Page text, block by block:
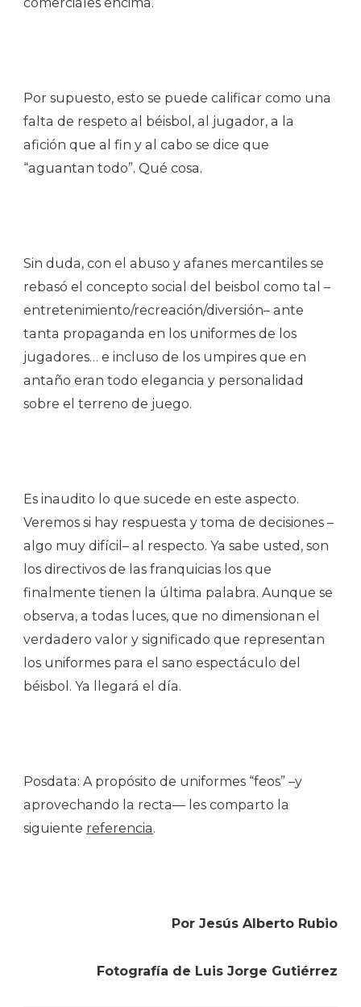
Por supuesto, esto se puede calificar como una
falta de respeto al béisbol, al jugador, a la
afición que al fin y al cabo se dice que
“aguantan todo”. Qué cosa.
Sin duda, con el abuso y afanes mercantiles se
rebasó el concepto social del beisbol como tal –
entretenimiento/recreación/diversión– ante
tanta propaganda en los uniformes de los
jugadores… e incluso de los umpires que en
antaño eran todo elegancia y personalidad
sobre el terreno de juego.
Es inaudito lo que sucede en este aspecto.
Veremos si hay respuesta y toma de decisiones –
algo muy difícil– al respecto. Ya sabe usted, son
los directivos de las franquicias los que
finalmente tienen la última palabra. Aunque se
observa, a todas luces, que no dimensionan el
verdadero valor y significado que representan
los uniformes para el sano espectáculo del
béisbol. Ya llegará el día.
Posdata: A propósito de uniformes “feos” –y
aprovechando la recta— les comparto la
siguiente referencia.
Por Jesús Alberto Rubio
Fotografía de Luis Jorge Gutiérrez